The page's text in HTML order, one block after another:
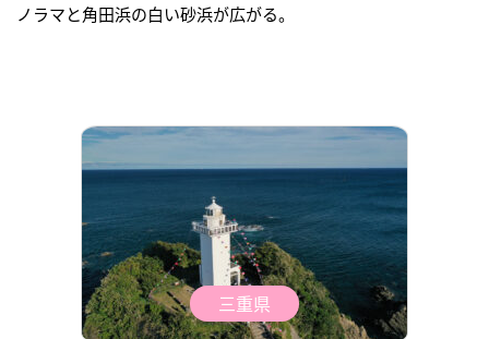
ノラマと角田浜の白い砂浜が広がる。
三重県